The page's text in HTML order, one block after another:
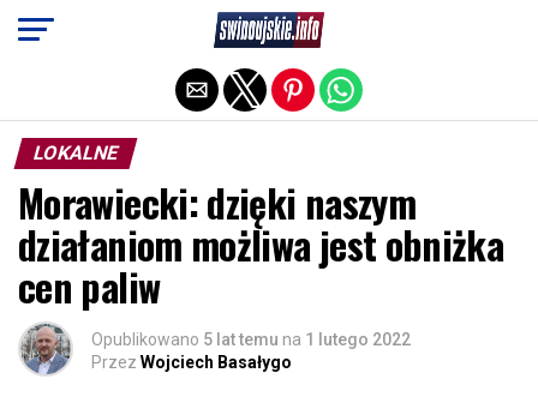
LOKALNE
Morawiecki: dzięki naszym
działaniom możliwa jest obniżka
cen paliw
Opublikowano 5 lat temu na 1 lutego 2022
Przez Wojciech Basałygo
Exit mobile version